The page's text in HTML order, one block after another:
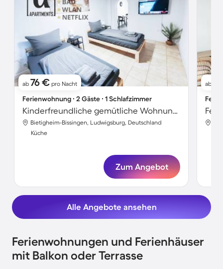
ab 76 € pro Nacht
Ferienwohnung ∙ 2 Gäste ∙ 1 Schlafzimmer
Kinderfreundliche gemütliche Wohnung | Stadtblick
Bietigheim-Bissingen, Ludwigsburg, Deutschland
Küche
Zum Angebot
ab
Alle Angebote ansehen
Ferienwohnungen und Ferienhäuser
mit Balkon oder Terrasse